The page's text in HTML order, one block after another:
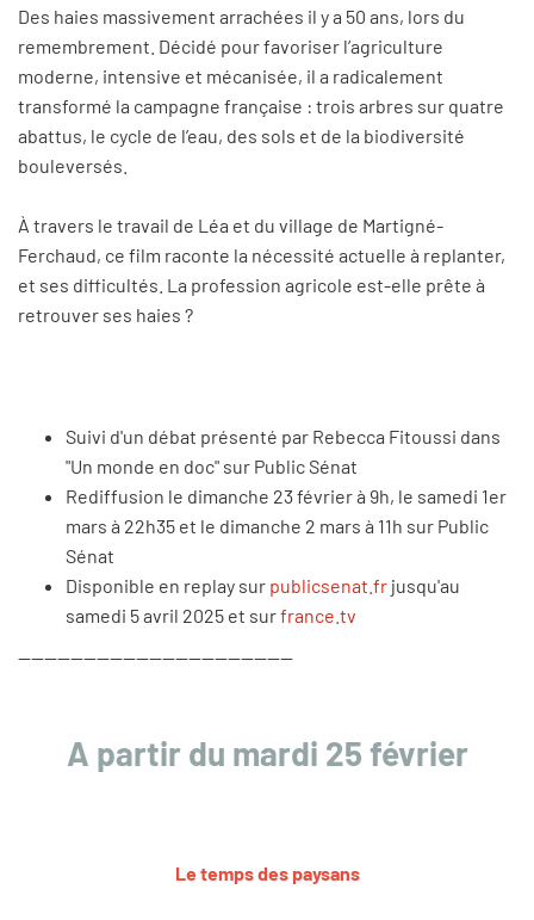
Des haies massivement arrachées il y a 50 ans, lors du
remembrement. Décidé pour favoriser l’agriculture
moderne, intensive et mécanisée, il a radicalement
transformé la campagne française : trois arbres sur quatre
abattus, le cycle de l’eau, des sols et de la biodiversité
bouleversés.
À travers le travail de Léa et du village de Martigné-
Ferchaud, ce film raconte la nécessité actuelle à replanter,
et ses difficultés. La profession agricole est-elle prête à
retrouver ses haies ?
Suivi d'un débat présenté par Rebecca Fitoussi dans
"Un monde en doc" sur Public Sénat
Rediffusion le dimanche 23 février à 9h, le samedi 1er
mars à 22h35 et le dimanche 2 mars à 11h sur Public
Sénat
Disponible en replay sur publicsenat.fr jusqu'au
samedi 5 avril 2025 et surfrance.tv
------------------------------------------
A partir du mardi 25 février
Le temps des paysans